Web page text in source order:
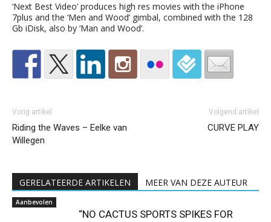
‘Next Best Video’ produces high res movies with the iPhone
7plus and the ‘Men and Wood’ gimbal, combined with the 128
Gb iDisk, also by ‘Man and Wood’.
Vorig artikel
Riding the Waves – Eelke van
Willegen
Volgend artikel
CURVE PLAY
GERELATEERDE ARTIKELEN MEER VAN DEZE AUTEUR
Aanbevolen
“NO CACTUS SPORTS SPIKES FOR